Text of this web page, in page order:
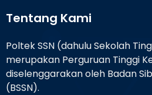
Tentang Kami
Poltek SSN (dahulu Sekolah
merupakan Perguruan Tinggi
diselenggarakan oleh Badan
(BSSN).